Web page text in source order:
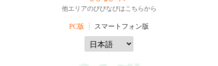
他エリアのびびなびはこちらから
PC版 スマートフォン版